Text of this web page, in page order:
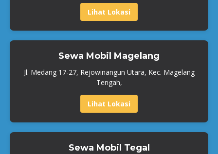
Lihat Lokasi
Sewa Mobil Magelang
Jl. Medang 17-27, Rejowinangun Utara, Kec. Magelang
Tengah,
Lihat Lokasi
Sewa Mobil Tegal